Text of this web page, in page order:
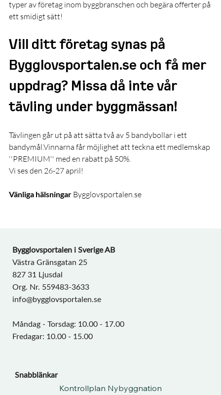
typer av företag inom byggbranschen och begära offerter på
ett smidigt sätt!
Vill ditt företag synas på
Bygglovsportalen.se och få mer
uppdrag? Missa då inte vår
tävling under byggmässan!
Tävlingen går ut på att sätta två av 5 bandybollar i ett
bandymål.Vinnarna får möjlighet att teckna ett medlemskap
''PREMIUM'' med en rabatt på 50%.
Vi ses den 26-27 april!
Vänliga hälsningar Bygglovsportalen.se
Bygglovsportalen i Sverige AB
Västra Gränsgatan 25
827 31 Ljusdal
Org. Nr. 559483-3633
info@bygglovsportalen.se
Måndag - Torsdag: 10.00 - 17.00
Fredagar: 10.00 - 15.00
Snabblänkar
Kontrollplan Nybyggnation